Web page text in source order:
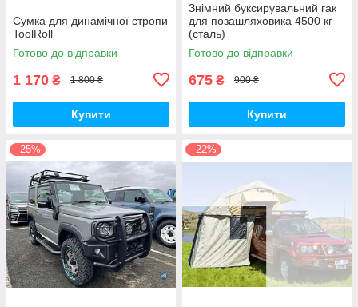
Сумка для динамічної стропи
ToolRoll
Готово до відправки
1 170 ₴ 1 800 ₴
Купити
Знімний буксирувальний гак
для позашляховика 4500 кг
(сталь)
Готово до відправки
675 ₴ 900 ₴
Купити
–25% –22%